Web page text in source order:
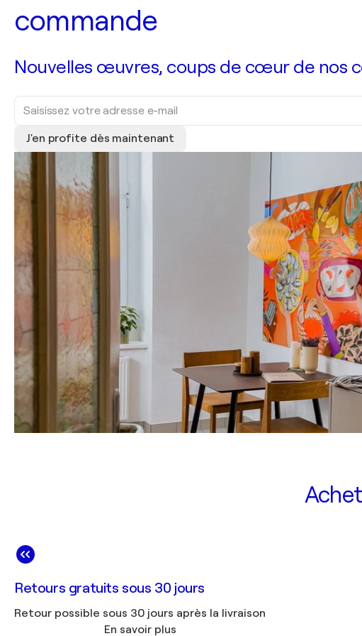
commande
Nouvelles œuvres, coups de cœur de nos
J'en profite dès maintenant
Retours gratuits sous 30 jours
Retour possible sous 30 jours après la livraison
En savoir plus